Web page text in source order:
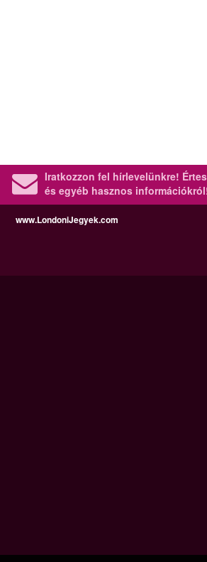
Iratkozzon fel hírlevelünkre!
és egyéb hasznos
www.LondoniJegyek.com